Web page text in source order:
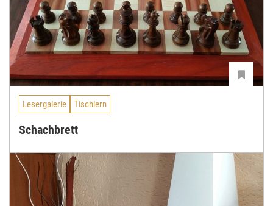
Lesergalerie Tischlern
Schachbrett